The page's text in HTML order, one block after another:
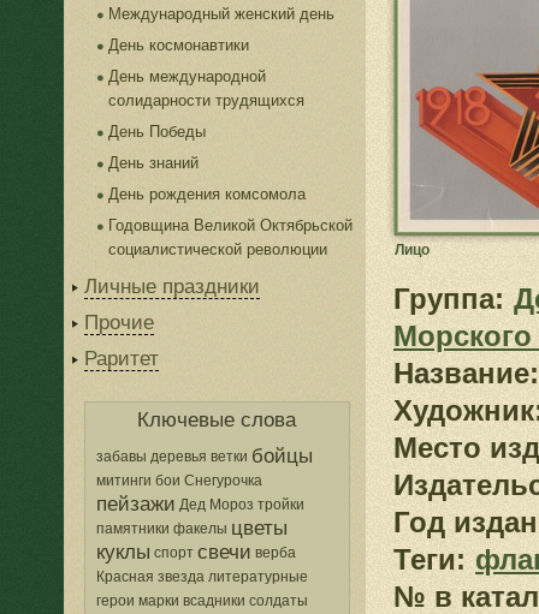
Международный женский день
День космонавтики
День международной
солидарности трудящихся
День Победы
День знаний
День рождения комсомола
Годовщина Великой Октябрьской
социалистической революции
Личные праздники
Прочие
Раритет
Ключевые слова
забавы деревья ветки бойцы
митинги бои Снегурочка
пейзажи Дед Мороз тройки
памятники факелы цветы
куклы спорт свечи верба
Красная звезда литературные
герои марки всадники солдаты
Лицо
Группа:
Название:
Место
Год
Теги:
№ в